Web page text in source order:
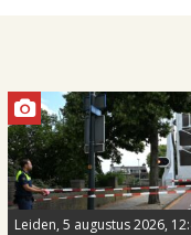
Leiden, 5 augustus 2026,